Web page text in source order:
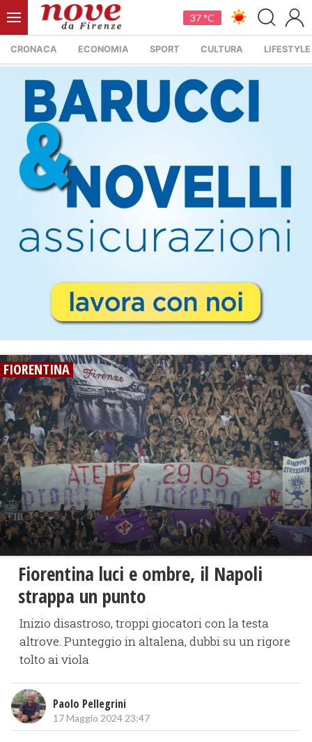
37 °C
CRONACA ECONOMIA SPORT CULTURA LIFESTYLE
FIORENTINA
Fiorentina luci e ombre, il Napoli
strappa un punto
Inizio disastroso, troppi giocatori con la testa
altrove. Punteggio in altalena, dubbi su un rigore
tolto ai viola
Paolo Pellegrini
17 Maggio 2024 23:47